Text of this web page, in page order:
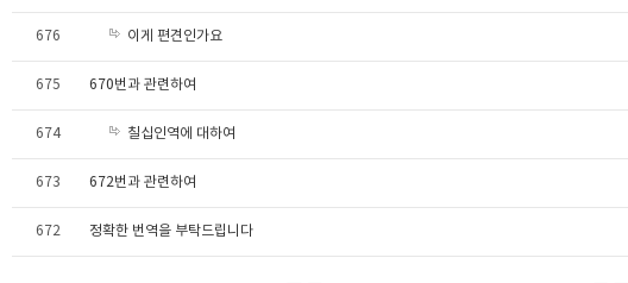
676 이게 편견인가요
675 670번과 관련하여
674 칠십인역에 대하여
673 672번과 관련하여
672 정확한 번역을 부탁드립니다